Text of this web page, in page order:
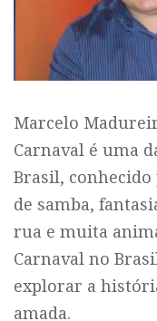
Marcelo
Carnaval é uma
Brasil, conhecido
de samba,
rua e muita
Carnaval no
explorar a
amada.